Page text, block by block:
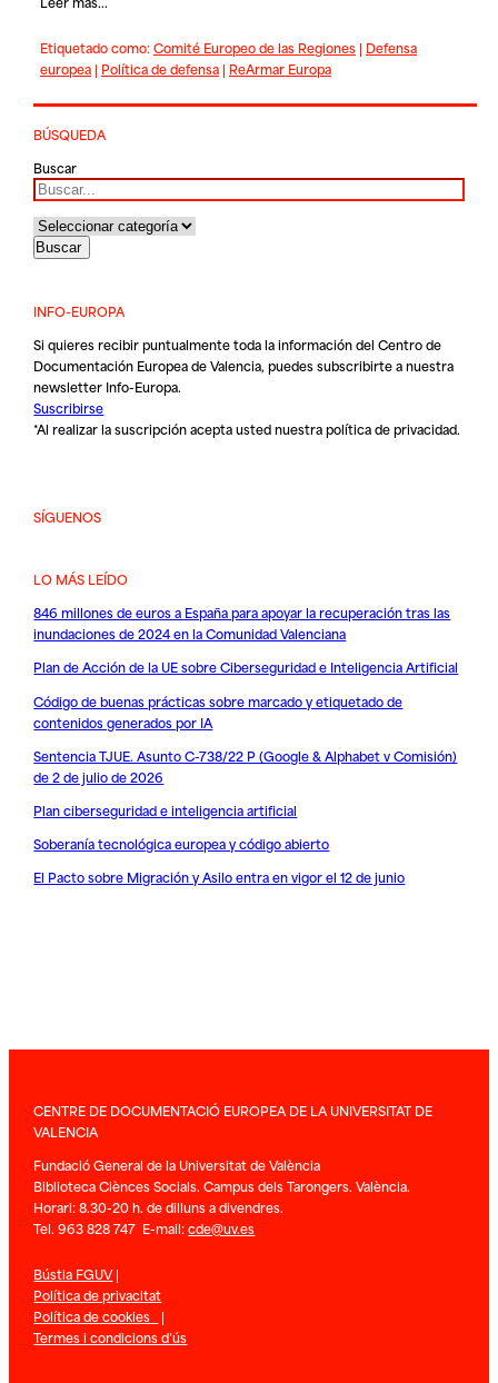
Etiquetado como:Comité Europeo de las Regiones| Defensa
europea| Política de defensa| ReArmar Europa
BÚSQUEDA
Buscar
INFO-EUROPA
Si quieres recibir puntualmente toda la información del Centro de
Documentación Europea de Valencia, puedes subscribirte a nuestra
newsletter Info-Europa.
Suscribirse
*Al realizar la suscripción acepta usted nuestrapolítica de privacidad.
SÍGUENOS
LO MÁS LEÍDO
846 millones de euros a España para apoyar la recuperación tras las
inundaciones de 2024 en la Comunidad Valenciana
Plan de Acción de la UE sobre Ciberseguridad e Inteligencia Artificial
Código de buenas prácticas sobre marcado y etiquetado de
contenidos generados por IA
Sentencia TJUE. Asunto C-738/22 P (Google & Alphabet v Comisión)
de 2 de julio de 2026
Plan ciberseguridad e inteligencia artificial
Soberanía tecnológica europea y código abierto
El Pacto sobre Migración y Asilo entra en vigor el 12 de junio
CENTRE DE DOCUMENTACIÓ EUROPEA DE LA UNIVERSITAT DE
VALENCIA
Fundació General de la Universitat de València
Biblioteca Ciènces Socials. Campus dels Tarongers. València.
Horari: 8.30-20 h. de dilluns a divendres.
Tel. 963 828 747 E-mail:cde@uv.es
Bústia FGUV|
Política de privacitat
Política de cookies |
Termes i condicions d’ús